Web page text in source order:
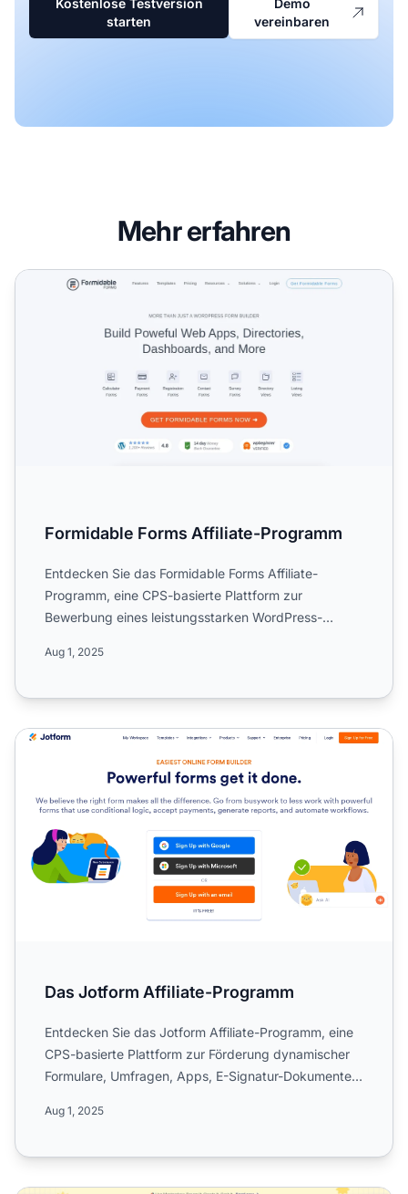
starten
vereinbaren
Mehr erfahren
Formidable Forms Affiliate-Programm
Formidable Forms Affiliate-Programm
Entdecken Sie das Formidable Forms Affiliate-
Programm, eine CPS-basierte Plattform zur
Bewerbung eines leistungsstarken WordPress-
Aug 1, 2025
Das Jotform Affiliate-Programm
Das Jotform Affiliate-Programm
Entdecken Sie das Jotform Affiliate-Programm, eine
CPS-basierte Plattform zur Förderung dynamischer
Formulare, Umfragen, Apps, E-Signatur-Dokumente
Aug 1, 2025